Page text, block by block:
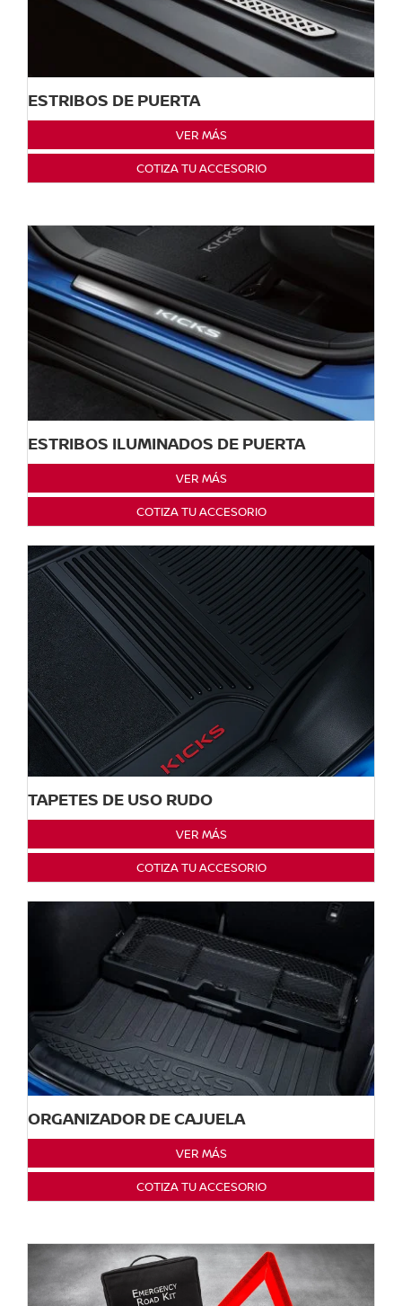
ESTRIBOS DE PUERTA
VER MÁS
COTIZA TU ACCESORIO
ESTRIBOS ILUMINADOS DE PUERTA
VER MÁS
COTIZA TU ACCESORIO
TAPETES DE USO RUDO
VER MÁS
COTIZA TU ACCESORIO
ORGANIZADOR DE CAJUELA
VER MÁS
COTIZA TU ACCESORIO